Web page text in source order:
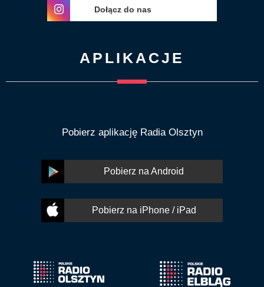
Dołącz do nas
APLIKACJE
Pobierz aplikację Radia Olsztyn
Pobierz na Android
Pobierz na iPhone / iPad